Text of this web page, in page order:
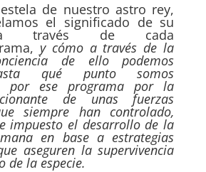
de nuestro astro rey,
el significado de su
través de cada
y cómo a través de la
de ello podemos
qué punto somos
por ese programapor la
de unas fuerzas
siempre han controlado,
impuesto el desarrollo de la
en base a estrategias
aseguren la supervivencia
de la especie.